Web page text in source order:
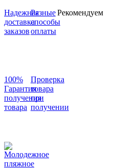
Надежная
доставка
заказов
Разные
способы
оплаты
100%
Гарантия
получения
товара
Проверка
товара
при
получении
Рекомендуем